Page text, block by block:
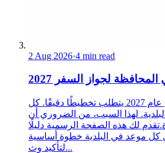
2 Aug 2026·4 min read
لجواز السفر 2027
الحصول على جواز سفر في عام 2027 يتطلب تخطيطًا دقيقًا. كل
لهذا السبب، من الضروري أن
لك هذه الصفحة الرسمية دليلًا
كل موعد في البلدية خطوة أساسية
لتأكيد وث...